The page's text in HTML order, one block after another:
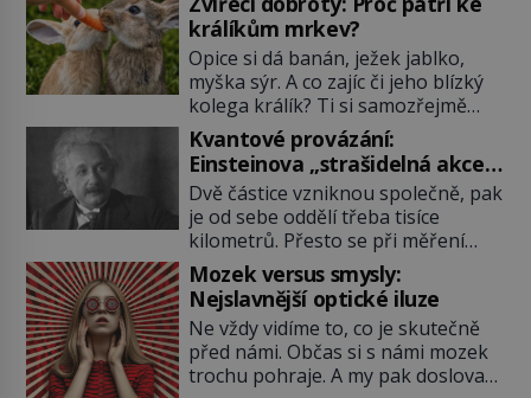
králíkům mrkev?
Opice si dá banán, ježek jablko,
myška sýr. A co zajíc či jeho blízký
kolega králík? Ti si samozřejmě
pochutnají na mrkvi! Proč jsou
podobné představy o potravě
zvířat často spíš mýty? Pokud máte
doma králíka, mrkev mu dát
můžete. A nejspíš mu i bude
chutnat, ovšem měl by ji mít jen
jako občasný pamlsek. […]
Kvantové provázání:
Einsteinova „strašidelná akce
na dálku“ dál mate i fascinuje
vědce
Dvě částice vzniknou společně, pak
je od sebe oddělí třeba tisíce
kilometrů. Přesto se při měření
chovají, jako by mezi nimi
existovalo neviditelné pouto. Albert
Einstein tomu s jistou dávkou
ironie říká „strašidelná akce na
dálku“ a dlouhá desetiletí věří, že
musí existovat jednodušší
Mozek versus smysly:
Nejslavnější optické iluze
Ne vždy vidíme to, co je skutečně
před námi. Občas si s námi mozek
trochu pohraje. A my pak doslova